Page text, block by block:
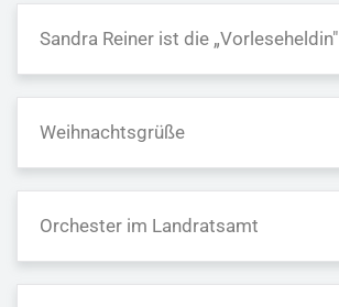
Sandra Reiner ist die „Vorleseheldin"
Weihnachtsgrüße
Orchester im Landratsamt